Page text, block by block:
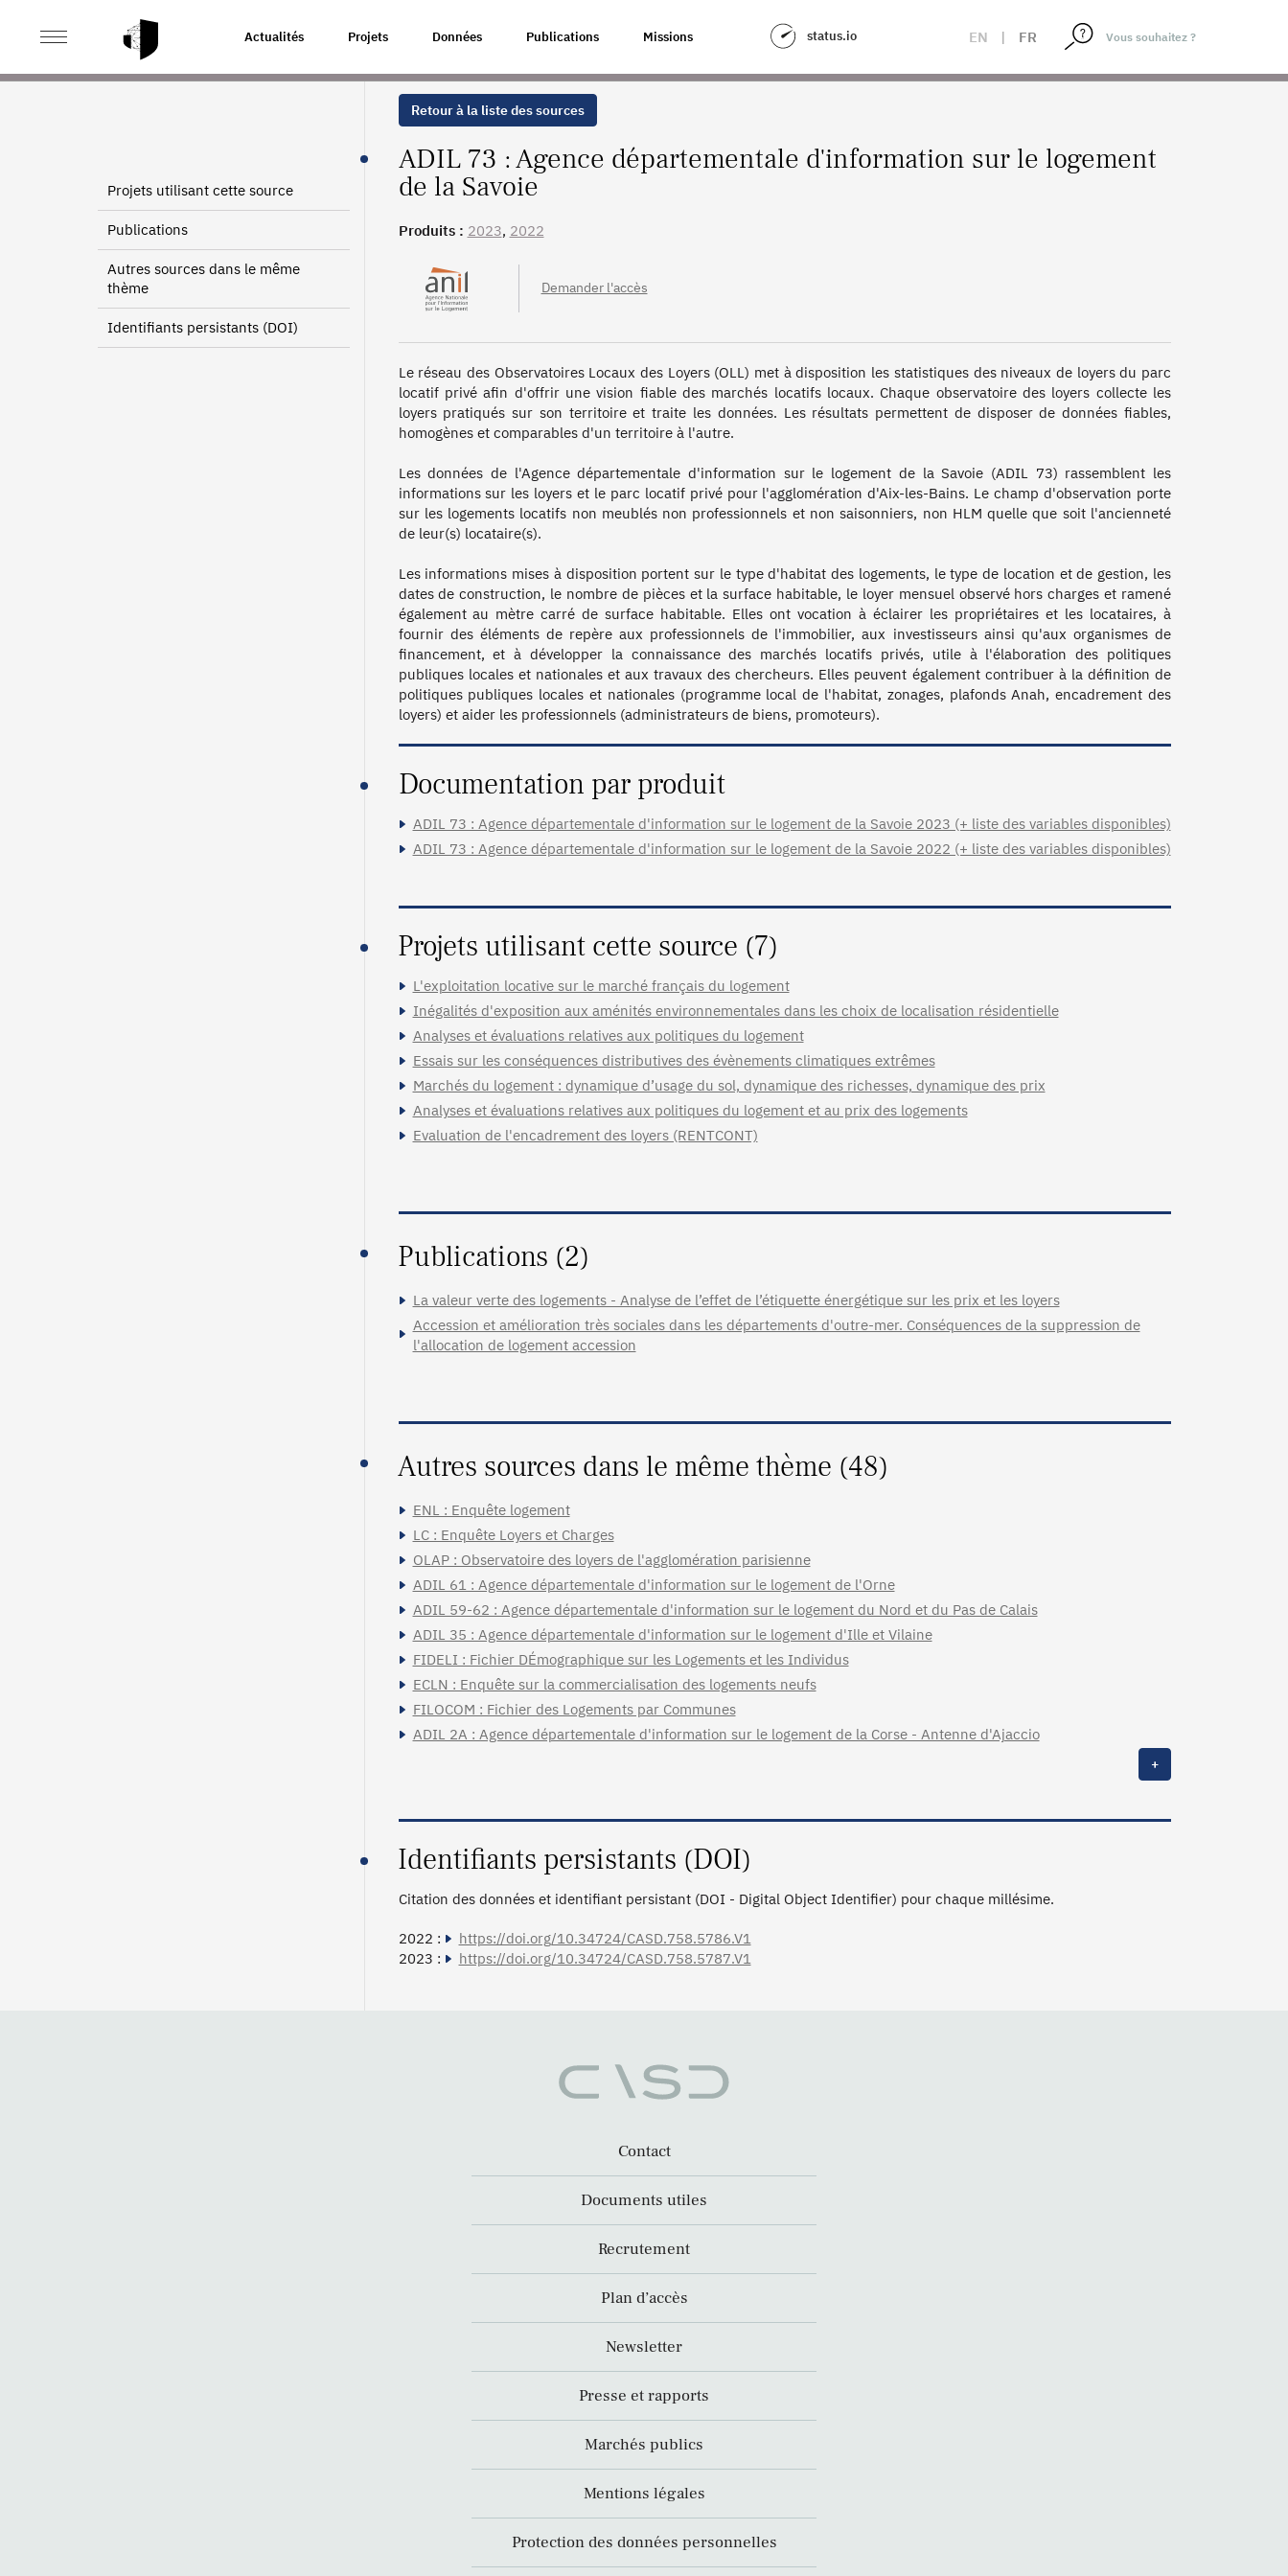
Actualités Projets Données Publications Missions status.io EN | FR
ACCUEIL AGENCE DÉPARTEMENTALE D'INFORMATION SUR LE LOGEMENT DE LA SAVOIE
Projets utilisant cette source
Publications
Autres sources dans le même
thème
Identifiants persistants (DOI)
Retour à la liste des sources
ADIL 73 : Agence départementale d'information sur le logement
de la Savoie
Produits : 2023, 2022
Demander l'accès
Le réseau des Observatoires Locaux des Loyers (OLL) met à disposition les statistiques des niveaux de loyers du parc
locatif privé afin d'offrir une vision fiable des marchés locatifs locaux. Chaque observatoire des loyers collecte les
loyers pratiqués sur son territoire et traite les données. Les résultats permettent de disposer de données fiables,
homogènes et comparables d'un territoire à l'autre.
Les données de l'Agence départementale d'information sur le logement de la Savoie (ADIL 73) rassemblent les
informations sur les loyers et le parc locatif privé pour l'agglomération d'Aix-les-Bains. Le champ d'observation porte
sur les logements locatifs non meublés non professionnels et non saisonniers, non HLM quelle que soit l'ancienneté
de leur(s) locataire(s).
Les informations mises à disposition portent sur le type d'habitat des logements, le type de location et de gestion, les
dates de construction, le nombre de pièces et la surface habitable, le loyer mensuel observé hors charges et ramené
également au mètre carré de surface habitable. Elles ont vocation à éclairer les propriétaires et les locataires, à
fournir des éléments de repère aux professionnels de l'immobilier, aux investisseurs ainsi qu'aux organismes de
financement, et à développer la connaissance des marchés locatifs privés, utile à l'élaboration des politiques
publiques locales et nationales et aux travaux des chercheurs. Elles peuvent également contribuer à la définition de
politiques publiques locales et nationales (programme local de l'habitat, zonages, plafonds Anah, encadrement des
loyers) et aider les professionnels (administrateurs de biens, promoteurs).
Documentation par produit
ADIL 73 : Agence départementale d'information sur le logement de la Savoie 2023 (+ liste des variables disponibles)
ADIL 73 : Agence départementale d'information sur le logement de la Savoie 2022 (+ liste des variables disponibles)
Projets utilisant cette source (7)
L'exploitation locative sur le marché français du logement
Inégalités d'exposition aux aménités environnementales dans les choix de localisation résidentielle
Analyses et évaluations relatives aux politiques du logement
Essais sur les conséquences distributives des évènements climatiques extrêmes
Marchés du logement : dynamique d’usage du sol, dynamique des richesses, dynamique des prix
Analyses et évaluations relatives aux politiques du logement et au prix des logements
Evaluation de l'encadrement des loyers (RENTCONT)
Publications (2)
La valeur verte des logements - Analyse de l’effet de l’étiquette énergétique sur les prix et les loyers
Accession et amélioration très sociales dans les départements d'outre-mer. Conséquences de la suppression de
l'allocation de logement accession
Autres sources dans le même thème (48)
ENL : Enquête logement
LC : Enquête Loyers et Charges
OLAP : Observatoire des loyers de l'agglomération parisienne
ADIL 61 : Agence départementale d'information sur le logement de l'Orne
ADIL 59-62 : Agence départementale d'information sur le logement du Nord et du Pas de Calais
ADIL 35 : Agence départementale d'information sur le logement d'Ille et Vilaine
FIDELI : Fichier DÉmographique sur les Logements et les Individus
ECLN : Enquête sur la commercialisation des logements neufs
FILOCOM : Fichier des Logements par Communes
ADIL 2A : Agence départementale d'information sur le logement de la Corse - Antenne d'Ajaccio
+
Identifiants persistants (DOI)
Citation des données et identifiant persistant (DOI - Digital Object Identifier) pour chaque millésime.
2022 :
https://doi.org/10.34724/CASD.758.5786.V1
2023 :
https://doi.org/10.34724/CASD.758.5787.V1
Contact
Documents utiles
Recrutement
Plan d’accès
Newsletter
Presse et rapports
Marchés publics
Mentions légales
Protection des données personnelles